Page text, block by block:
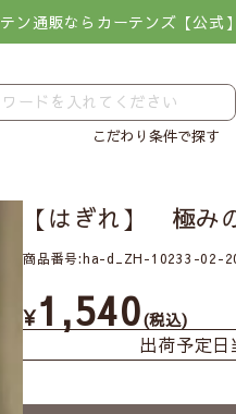
ン通販ならカーテンズ【公式】
こだわり条件で探す
【はぎれ】 極
商品番号 ha-d_ZH-10233-02-
¥1,540 税込
出荷予定日